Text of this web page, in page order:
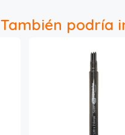
También podría